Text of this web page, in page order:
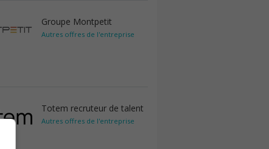
Groupe Montpetit
Autres offres de l'entreprise
Totem recruteur de talent
Autres offres de l'entreprise